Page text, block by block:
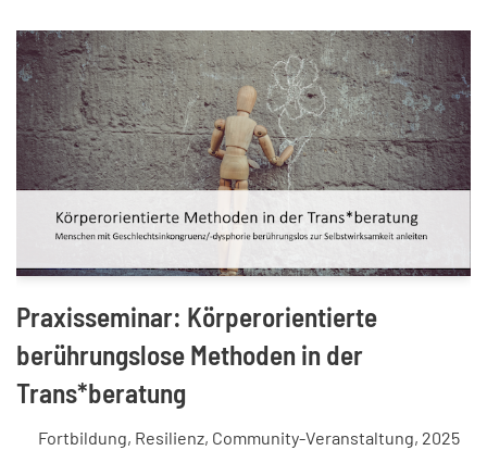
Praxisseminar: Körperorientierte
berührungslose Methoden in der
Trans*beratung
Fortbildung, Resilienz, Community-Veranstaltung, 2025